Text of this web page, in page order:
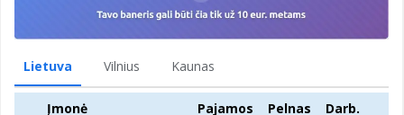
Lietuva Vilnius Kaunas
Įmonė Pajamos Pelnas Darb.